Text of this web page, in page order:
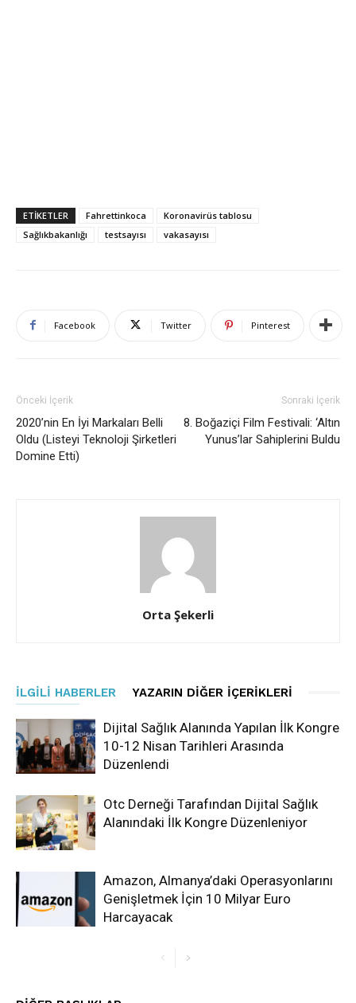
ETIKETLER Fahrettinkoca
Koronavirüs tablosu
Sağlıkbakanlığı
testsayısı vakasayısı
Facebook Twitter Pinterest
Önceki İçerik
2020’nin En İyi Markaları Belli
Oldu (Listeyi Teknoloji Şirketleri
Domine Etti)
Sonraki İçerik
8. Boğaziçi Film Festivali: ‘Altın
Yunus’lar Sahiplerini Buldu
Orta Şekerli
İLGILI HABERLER YAZARIN DIĞER İÇERIKLERI
Dijital Sağlık Alanında Yapılan İlk Kongre
10-12 Nisan Tarihleri Arasında
Düzenlendi
Otc Derneği Tarafından Dijital Sağlık
Alanındaki İlk Kongre Düzenleniyor
Amazon, Almanya’daki Operasyonlarını
Genişletmek İçin 10 Milyar Euro
Harcayacak